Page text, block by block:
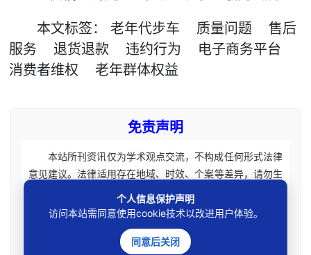
本文标签： 老年代步车 质量问题
售后
服务
退货退款 违约行为
电子商务平台
消费者维权
老年群体权益
免责声明
本站所刊资讯仅为学术观点交流，不构成任何形式法律
意见建议。法律适用存在地域、时效、个案等差异，请勿生
搬硬套处理具体个案纠纷，由此产生的一切法律后果皆由您
自担全责。如您有相关法律事务需要办理请联系咨询专业执
人，如涉及您的权益可联系处理。
个人信息保护声明
访问本站需同意使用cookie技术以改进用户体验。
同意后关闭